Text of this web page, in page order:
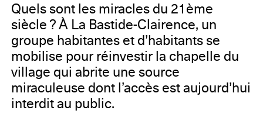
Quels sont les miracles du 21ème
siècle ? À La Bastide-Clairence, un
groupe habitantes et d’habitants se
mobilise pour réinvestir la chapelle du
village qui abrite une source
miraculeuse dont l’accès est aujourd’hui
interdit au public.